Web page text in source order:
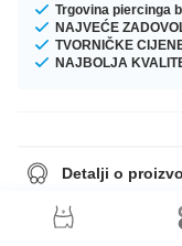
Trgovina piercinga
NAJVEĆE
TVORNIČKE
NAJBOLJA
Detalji o
Veličina iznosi 1.6 mm.
izbor boja, od Crna do